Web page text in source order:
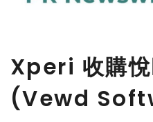
Xperi 收購
(Vewd